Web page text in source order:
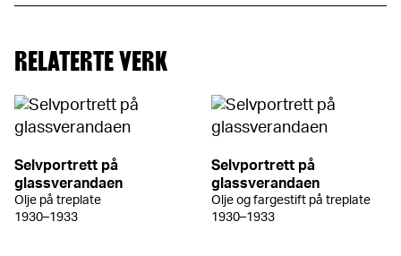
RELATERTE VERK
Selvportrett på
glassverandaen
Olje på treplate
1930–1933
Selvportrett på
glassverandaen
Olje og fargestift på treplate
1930–1933